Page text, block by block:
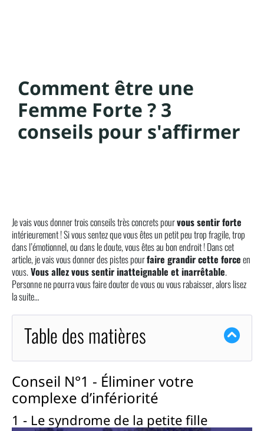
Comment être une
Femme Forte ? 3
conseils pour s'affirmer
Je vais vous donner trois conseils très concrets pourvous sentir forte
intérieurement ! Si vous sentez que vous êtes un petit peu trop fragile, trop
dans l’émotionnel, ou dans le doute, vous êtes au bon endroit ! Dans cet
article, je vais vous donner des pistes pourfaire grandir cette forceen
vous.Vous allez vous sentir inatteignable et inarrêtable.
Personne ne pourra vous faire douter de vous ou vous rabaisser, alors lisez
la suite…
Table des matières
Conseil N°1 - Éliminer votre
complexe d’infériorité
1 - Le syndrome de la petite fille